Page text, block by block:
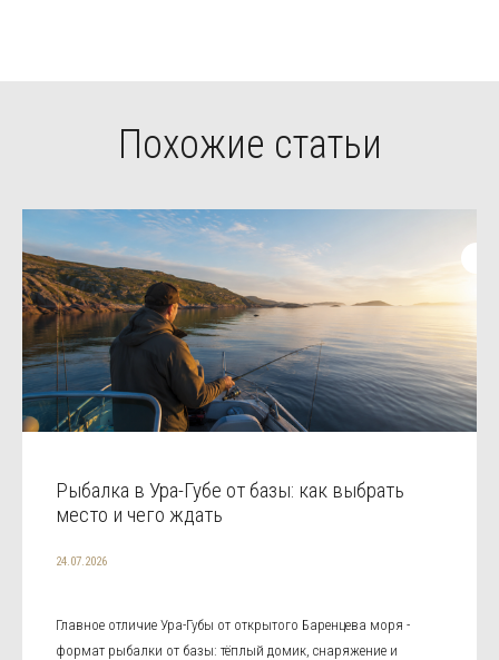
Похожие статьи
Рыбалка в Ура-Губе от базы: как выбрать
место и чего ждать
24.07.2026
Главное отличие Ура-Губы от открытого Баренцева моря -
формат рыбалки от базы: тёплый домик, снаряжение и